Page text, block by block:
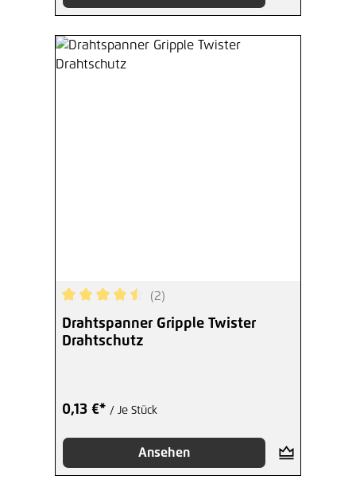
Durchschnittliche Bewertung von 4.5 von 5
(2)
Drahtspanner Gripple Twister
Drahtschutz
0,13 €* / Je Stück
Ansehen